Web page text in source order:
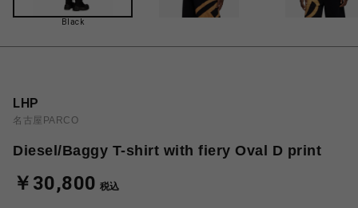
Black
LHP
名古屋PARCO
Diesel/Baggy T-shirt with fiery Oval D print
￥30,800 税込